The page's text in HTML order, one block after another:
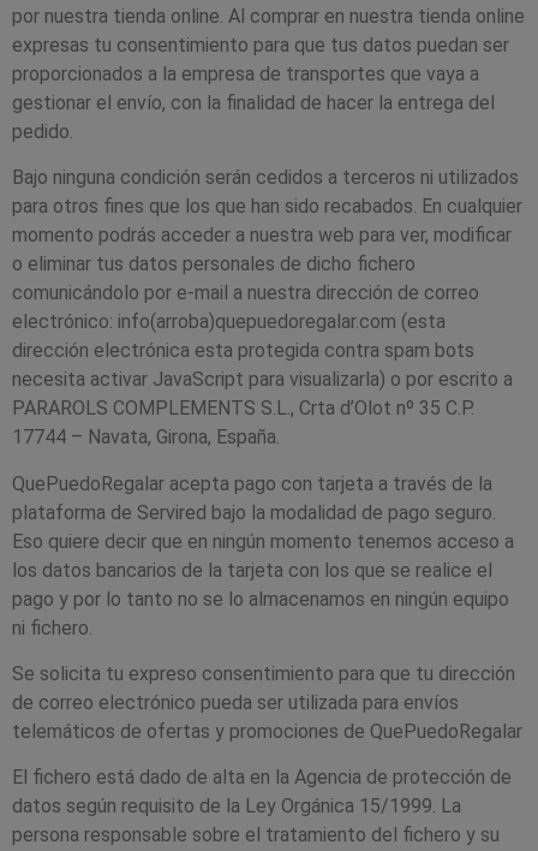
por nuestra tienda online. Al comprar en nuestra tienda online
expresas tu consentimiento para que tus datos puedan ser
proporcionados a la empresa de transportes que vaya a
gestionar el envío, con la finalidad de hacer la entrega del
pedido.
Bajo ninguna condición serán cedidos a terceros ni utilizados
para otros fines que los que han sido recabados. En cualquier
momento podrás acceder a nuestra web para ver, modificar
o eliminar tus datos personales de dicho fichero
comunicándolo por e-mail a nuestra dirección de correo
electrónico: info(arroba)quepuedoregalar.com (esta
dirección electrónica esta protegida contra spam bots
necesita activar JavaScript para visualizarla) o por escrito a
PARAROLS COMPLEMENTS S.L., Crta d’Olot nº 35 C.P.
17744 – Navata, Girona, España.
QuePuedoRegalar acepta pago con tarjeta a través de la
plataforma de Servired bajo la modalidad de pago seguro.
Eso quiere decir que en ningún momento tenemos acceso a
los datos bancarios de la tarjeta con los que se realice el
pago y por lo tanto no se lo almacenamos en ningún equipo
ni fichero.
Se solicita tu expreso consentimiento para que tu dirección
de correo electrónico pueda ser utilizada para envíos
telemáticos de ofertas y promociones de QuePuedoRegalar
El fichero está dado de alta en la Agencia de protección de
datos según requisito de la Ley Orgánica 15/1999. La
persona responsable sobre el tratamiento del fichero y su